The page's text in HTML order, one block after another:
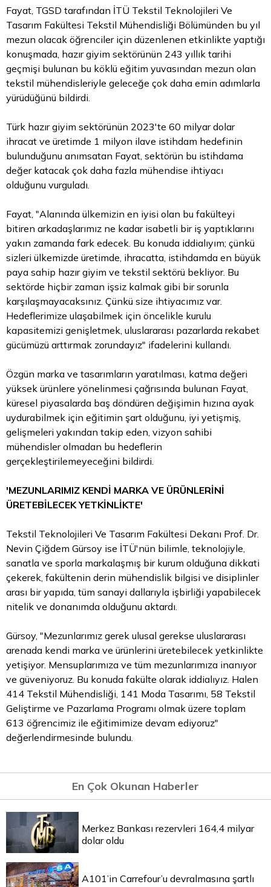
Fayat, TGSD tarafından İTÜ Tekstil Teknolojileri Ve
Tasarım Fakültesi Tekstil Mühendisliği Bölümünden bu yıl
mezun olacak öğrenciler için düzenlenen etkinlikte yaptığı
konuşmada, hazır giyim sektörünün 243 yıllık tarihi
geçmişi bulunan bu köklü eğitim yuvasından mezun olan
tekstil mühendisleriyle geleceğe çok daha emin adımlarla
yürüdüğünü bildirdi.
Türk hazır giyim sektörünün 2023'te 60 milyardolar
ihracat ve üretimde 1 milyon ilave istihdam hedefinin
bulunduğunu anımsatan Fayat, sektörün bu istihdama
değer katacak çok daha fazla mühendise ihtiyacı
olduğunu vurguladı.
Fayat, "Alanında ülkemizin en iyisi olan bu fakülteyi
bitiren arkadaşlarımız ne kadar isabetli bir iş yaptıklarını
yakın zamanda fark edecek. Bu konuda iddialıyım; çünkü
sizleri ülkemizde üretimde, ihracatta, istihdamda en büyük
paya sahip hazır giyim ve tekstil sektörü bekliyor. Bu
sektörde hiçbir zaman işsiz kalmak gibi bir sorunla
karşılaşmayacaksınız. Çünkü size ihtiyacımız var.
Hedeflerimize ulaşabilmek için öncelikle kurulu
kapasitemizi genişletmek, uluslararası pazarlarda rekabet
gücümüzü arttırmak zorundayız" ifadelerini kullandı.
Özgün marka ve tasarımların yaratılması, katma değeri
yüksek ürünlere yönelinmesi çağrısında bulunan Fayat,
küresel piyasalarda baş döndüren değişimin hızına ayak
uydurabilmek için eğitimin şart olduğunu, iyi yetişmiş,
gelişmeleri yakından takip eden, vizyon sahibi
mühendisler olmadan bu hedeflerin
gerçekleştirilemeyeceğini bildirdi.
'MEZUNLARIMIZ KENDİ MARKA VE ÜRÜNLERİNİ
ÜRETEBİLECEK YETKİNLİKTE'
Tekstil Teknolojileri Ve Tasarım Fakültesi Dekanı Prof. Dr.
Nevin Çiğdem Gürsoy ise İTÜ'nün bilimle, teknolojiyle,
sanatla ve sporla markalaşmış bir kurum olduğuna dikkati
çekerek, fakültenin derin mühendislik bilgisi ve disiplinler
arası bir yapıda, tüm sanayi dallarıyla işbirliği yapabilecek
nitelik ve donanımda olduğunu aktardı.
Gürsoy, "Mezunlarımız gerek ulusal gerekse uluslararası
arenada kendi marka ve ürünlerini üretebilecek yetkinlikte
yetişiyor. Mensuplarımıza ve tüm mezunlarımıza inanıyor
ve güveniyoruz. Bu konuda fakülte olarak iddialıyız. Halen
414 Tekstil Mühendisliği, 141 Moda Tasarımı, 58 Tekstil
Geliştirme ve Pazarlama Programı olmak üzere toplam
613 öğrencimiz ile eğitimimize devam ediyoruz"
değerlendirmesinde bulundu.
En Çok Okunan Haberler
Merkez Bankası rezervleri 164,4 milyar
dolar oldu
A101’in Carrefour’u devralmasına şartlı